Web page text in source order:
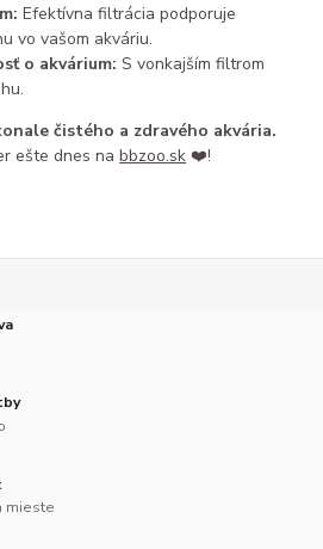
Efektívna filtrácia podporuje
vo vašom akváriu.
o akvárium: S vonkajším filtrom
čistého a zdravého akvária.
ešte dnes nabbzoo.sk ❤️!
mieste